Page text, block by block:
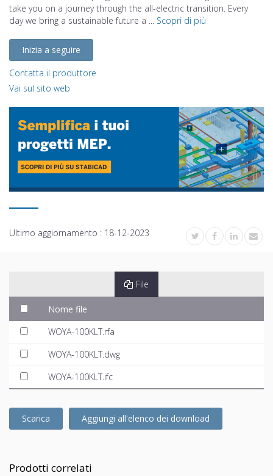
take you on a journey through the all-electric transition. Every
day we bring a sustainable future a ... Scopri di più
Inizia a seguire
Contatta il produttore
Vai sul sito web
Ultimo aggiornamento : 18-12-2023
File
Nome file
WOYA-100KLT.rfa
WOYA-100KLT.dwg
WOYA-100KLT.ifc
Scarica Aggiungi all'elenco dei download
Prodotti correlati